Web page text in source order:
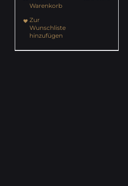
Warenkorb
Zur
Wunschliste
hinzufügen